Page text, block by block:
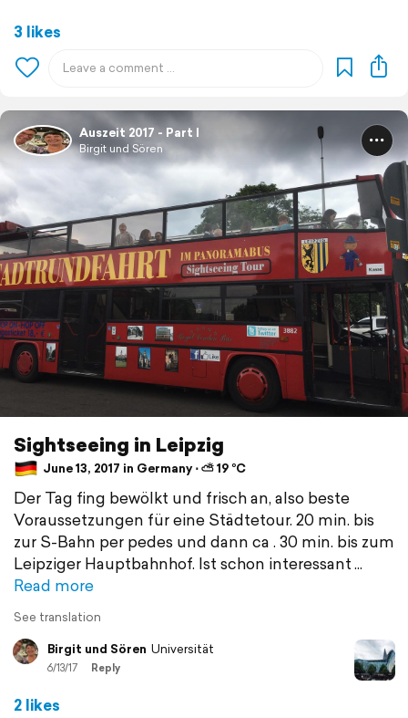
3 likes
Auszeit 2017 - Part I
Birgit und Sören
Sightseeing in Leipzig
June 13, 2017 in Germany ⋅ ⛅ 19 °C
Der Tag fing bewölkt und frisch an, also beste
Voraussetzungen für eine Städtetour. 20 min. bis
zur S-Bahn per pedes und dann ca . 30 min. bis zum
Leipziger Hauptbahnhof. Ist schon interessant
Read more
See translation
Birgit und Sören Universität
6/13/17 Reply
2 likes